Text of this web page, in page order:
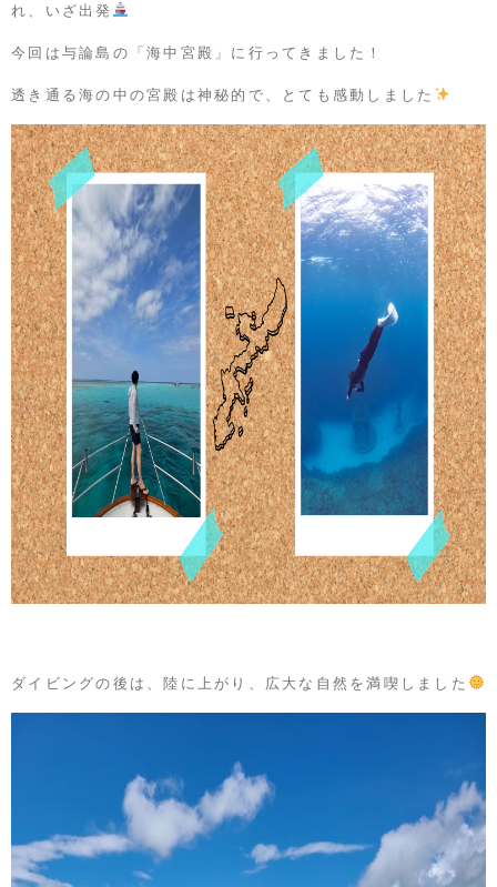
れ、いざ出発
今回は与論島の「海中宮殿」に行ってきました！
透き通る海の中の宮殿は神秘的で、とても感動しました
ダイビングの後は、陸に上がり、広大な自然を満喫しました